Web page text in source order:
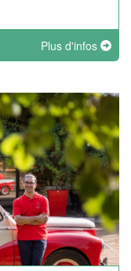
Plus d'infos